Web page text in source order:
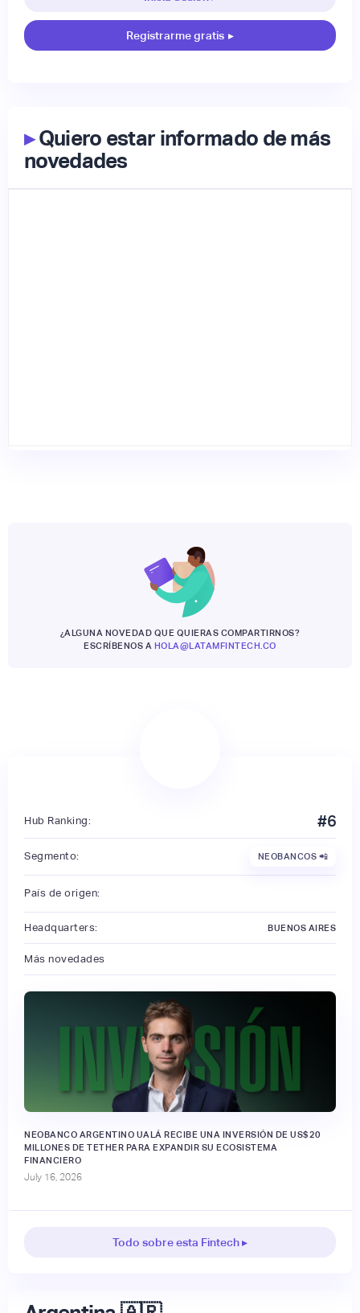
Registrarme gratis ▸
▸Quiero estar informado de más
novedades
¿ALGUNA NOVEDAD QUE QUIERAS COMPARTIRNOS?
ESCRÍBENOS A HOLA@LATAMFINTECH.CO
Hub Ranking: #6
Segmento: NEOBANCOS 📲
País de origen:
Headquarters: BUENOS AIRES
Más novedades
NEOBANCO ARGENTINO UALÁ RECIBE UNA INVERSIÓN DE US$20
MILLONES DE TETHER PARA EXPANDIR SU ECOSISTEMA
FINANCIERO
July 16, 2026
Todo sobre esta Fintech ▸